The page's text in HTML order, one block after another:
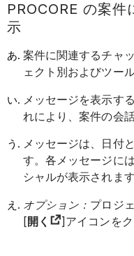
PROCORE の案
示
案件に関連するチャ
ェクト別およびツー
メッセージを表示す
れにより、案件の会
メッセージは、日付
す。各メッセージに
シャルが表示されます
オプション： プロジ
[開く ]アイコンを